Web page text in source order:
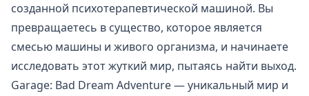
созданной психотерапевтической машиной. Вы
превращаетесь в существо, которое является
смесью машины и живого организма, и начинаете
исследовать этот жуткий мир, пытаясь найти выход.
Garage: Bad Dream Adventure — уникальный мир и